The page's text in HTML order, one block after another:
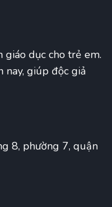
giáo dục cho trẻ em.
nay, giúp độc giả
8, phường 7, quận